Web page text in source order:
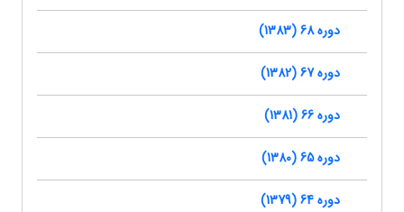
دوره 68 (1383)
دوره 67 (1382)
دوره 66 (1381)
دوره 65 (1380)
دوره 64 (1379)